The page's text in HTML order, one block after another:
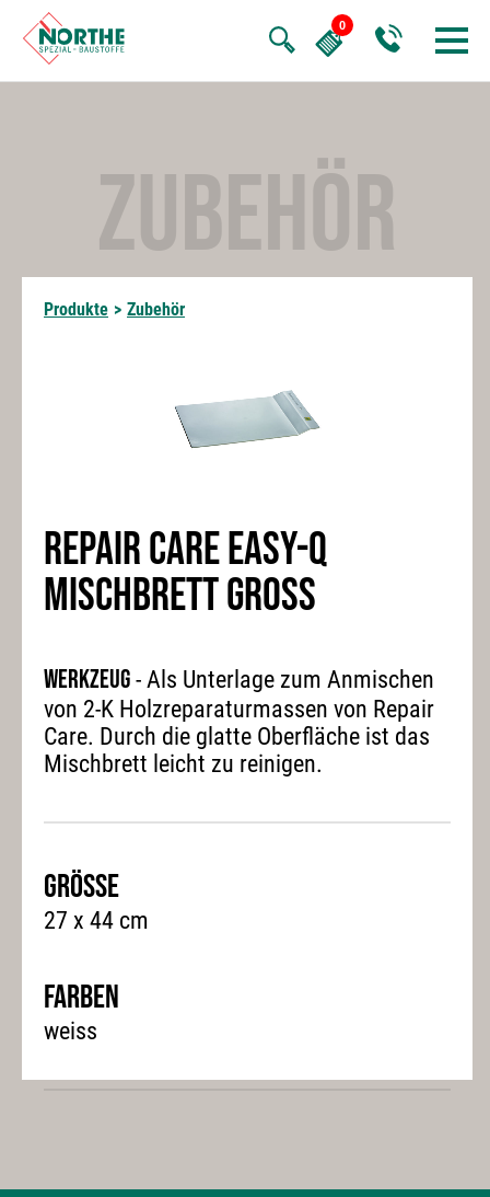
ZUBEHÖR
Produkte > Zubehör
REPAIR CARE EASY-Q
MISCHBRETT GROSS
Werkzeug - Als Unterlage zum Anmischen
von 2-K Holzreparaturmassen von Repair
Care. Durch die glatte Oberfläche ist das
Mischbrett leicht zu reinigen.
Grösse
27 x 44 cm
Farben
weiss